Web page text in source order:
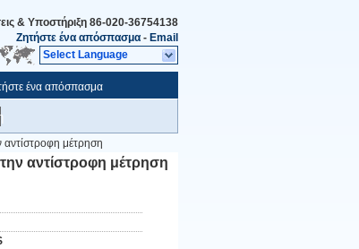
& Υποστήριξη 86-020-36754138
Ζητήστε ένα απόσπασμα - Email
Select Language
ένα απόσπασμα
μέτρηση
αντίστροφη μέτρηση